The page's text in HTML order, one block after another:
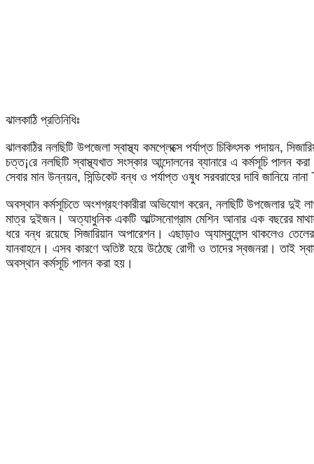
ঝালকাঠি প্রতিনিধিঃ
ঝালকাঠির নলছিটি উপজেলা স্বাস্থ্য কমপ্লেক্সে পর্যাপ্ত চিকিৎসক পদায়ন,
চত্ত¡রে নলছিটি স্বাস্থ্যখাত সংস্কার আন্দোলনের ব্যানারে এ কর্মসূচি পালন
সেবার মান উন্নয়ন, সিন্ডিকেট বন্ধ ও পর্যাপ্ত ওষুধ সরবরাহের দাবি জানিয়ে
অবস্থান কর্মসূচিতে অংশগ্রহণকারীরা অভিযোগ করেন, নলছিটি উপজেলার দুই
মাত্র দুইজন। অত্যাধুনিক একটি আল্টসনোগ্রাম মেশিন আনার এক বছরের
ধরে বন্ধ রয়েছে সিজারিয়ান অপারেশন। এছাড়াও অ্যাম্বুলেন্স থাকলেও
যানবাহনে। এসব কারণে অতিষ্ট হয়ে উঠেছে রোগী ও তাদের স্বজনরা। তাই
অবস্থান কর্মসূচি পালন করা হয়।